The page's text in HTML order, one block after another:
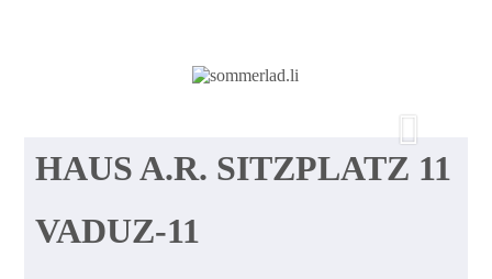
HAUS A.R. SITZPLATZ 11
VADUZ-11